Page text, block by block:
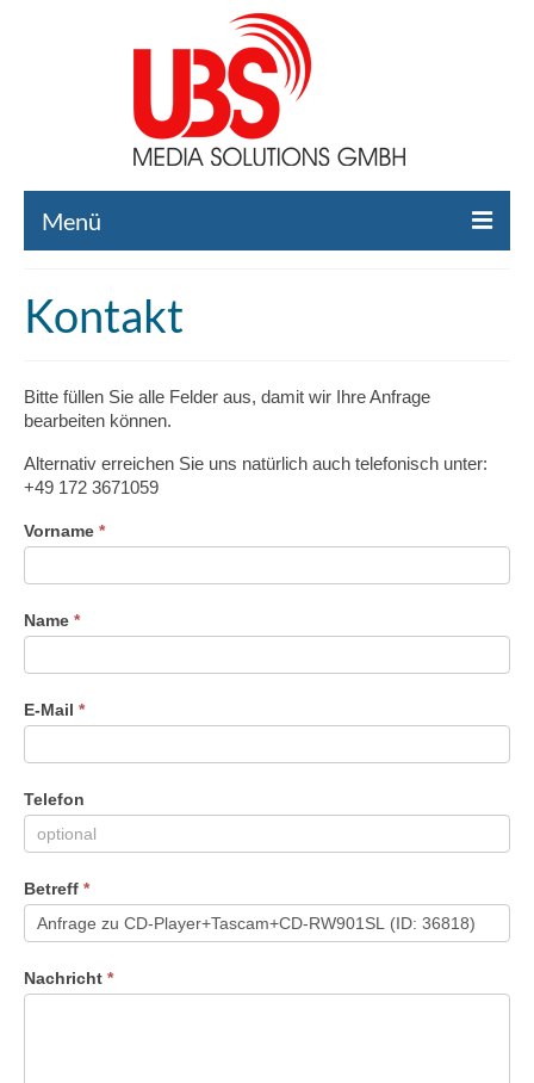
Menü
Liste gebrauchte Broadcast-Technik
Broadcast-Technik Ankauf
Broadcast-Technik Verleih
Kontakt
Kontakt
Bitte füllen Sie alle Felder aus, damit wir Ihre Anfrage
bearbeiten können.
Alternativ erreichen Sie uns natürlich auch telefonisch unter:
+49 172 3671059
Vorname *
Name *
E-Mail *
Telefon
Betreff *
Nachricht *
Falls
Du
menschlich
lasse
Feld